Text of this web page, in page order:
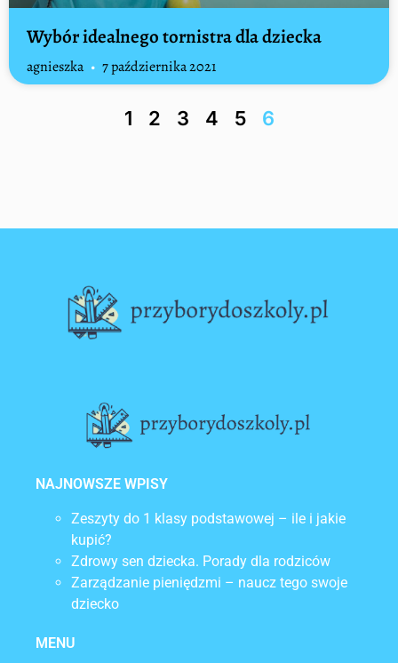
Wybór idealnego tornistra dla dziecka
agnieszka 7 października 2021
1 2 3 4 5 6
ullamcorper mattis, pulvinar dapibus leo.
NAJNOWSZE WPISY
Zeszyty do 1 klasy podstawowej – ile i jakie
kupić?
Zdrowy sen dziecka. Porady dla rodziców
Zarządzanie pieniędzmi – naucz tego swoje
dziecko
MENU